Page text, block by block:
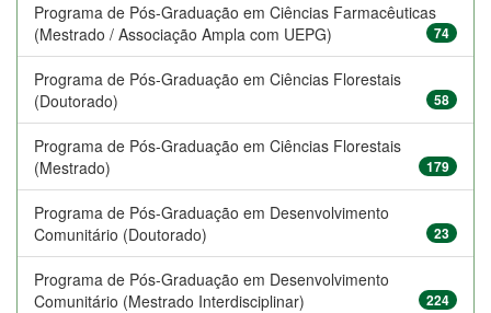
Programa de Pós-Graduação em Ciências Farmacêuticas
(Mestrado / Associação Ampla com UEPG)
74
Programa de Pós-Graduação em Ciências Florestais
(Doutorado)
58
Programa de Pós-Graduação em Ciências Florestais
(Mestrado)
179
Programa de Pós-Graduação em Desenvolvimento
Comunitário (Doutorado)
23
Programa de Pós-Graduação em Desenvolvimento
Comunitário (Mestrado Interdisciplinar)
224